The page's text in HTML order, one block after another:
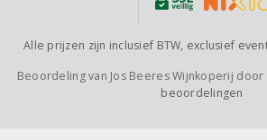
Alle prijzen zijn inclusief BTW, exclusief
Beoordeling van Jos Beeres Wijnkoperij door
beoordelingen